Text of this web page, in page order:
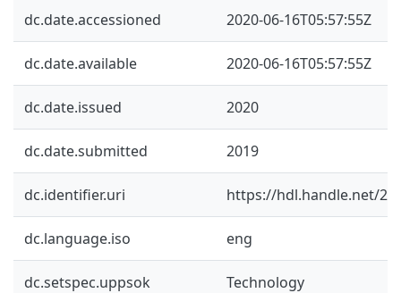
dc.date.accessioned 2020-06-16T05:57:55Z
dc.date.available 2020-06-16T05:57:55Z
dc.date.issued 2020
dc.date.submitted 2019
dc.identifier.uri https://hdl.handle.net/
dc.language.iso eng
dc.setspec.uppsok Technology